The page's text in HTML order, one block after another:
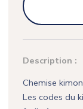
Description :
Chemise
Les codes du